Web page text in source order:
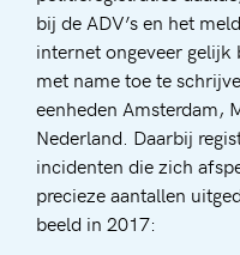
bij de ADV’s en het
internet ongeveer
met name toe te
eenheden Amsterdam,
Nederland. Daarbij
incidenten die zich
precieze aantallen
beeld in 2017: